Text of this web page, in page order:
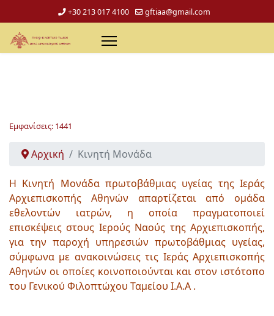
+30 213 017 4100 gftiaa@gmail.com
Εμφανίσεις: 1441
Αρχική Κινητή Μονάδα
Η Κινητή Μονάδα πρωτοβάθμιας υγείας της Ιεράς
Αρχιεπισκοπής Αθηνών απαρτίζεται από ομάδα
εθελοντών ιατρών, η οποία πραγματοποιεί
επισκέψεις στους Ιερούς Ναούς της Αρχιεπισκοπής,
για την παροχή υπηρεσιών πρωτοβάθμιας υγείας,
σύμφωνα με ανακοινώσεις τις Ιεράς Αρχιεπισκοπής
Αθηνών οι οποίες κοινοποιούνται και στον ιστότοπο
του Γενικού Φιλοπτώχου Ταμείου Ι.Α.Α .